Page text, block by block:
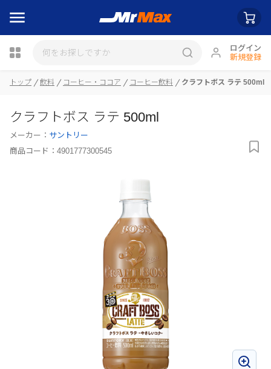
ログイン
新規登録
トップ 飲料 コーヒー・ココア コーヒー飲料 クラフトボス ラテ 500ml
クラフトボス ラテ 500ml
メーカー： サントリー
商品コード： 4901777300545